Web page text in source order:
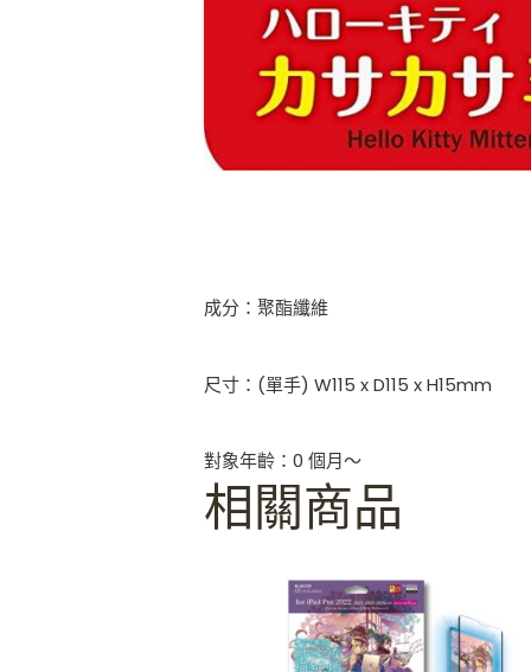
成分：聚酯纖維
尺寸：(單手) W115 x D115 x H15mm
對象年齡：0 個月～
相關商品